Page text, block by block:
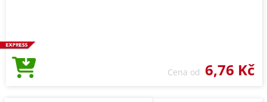
Cena od 6,76 Kč